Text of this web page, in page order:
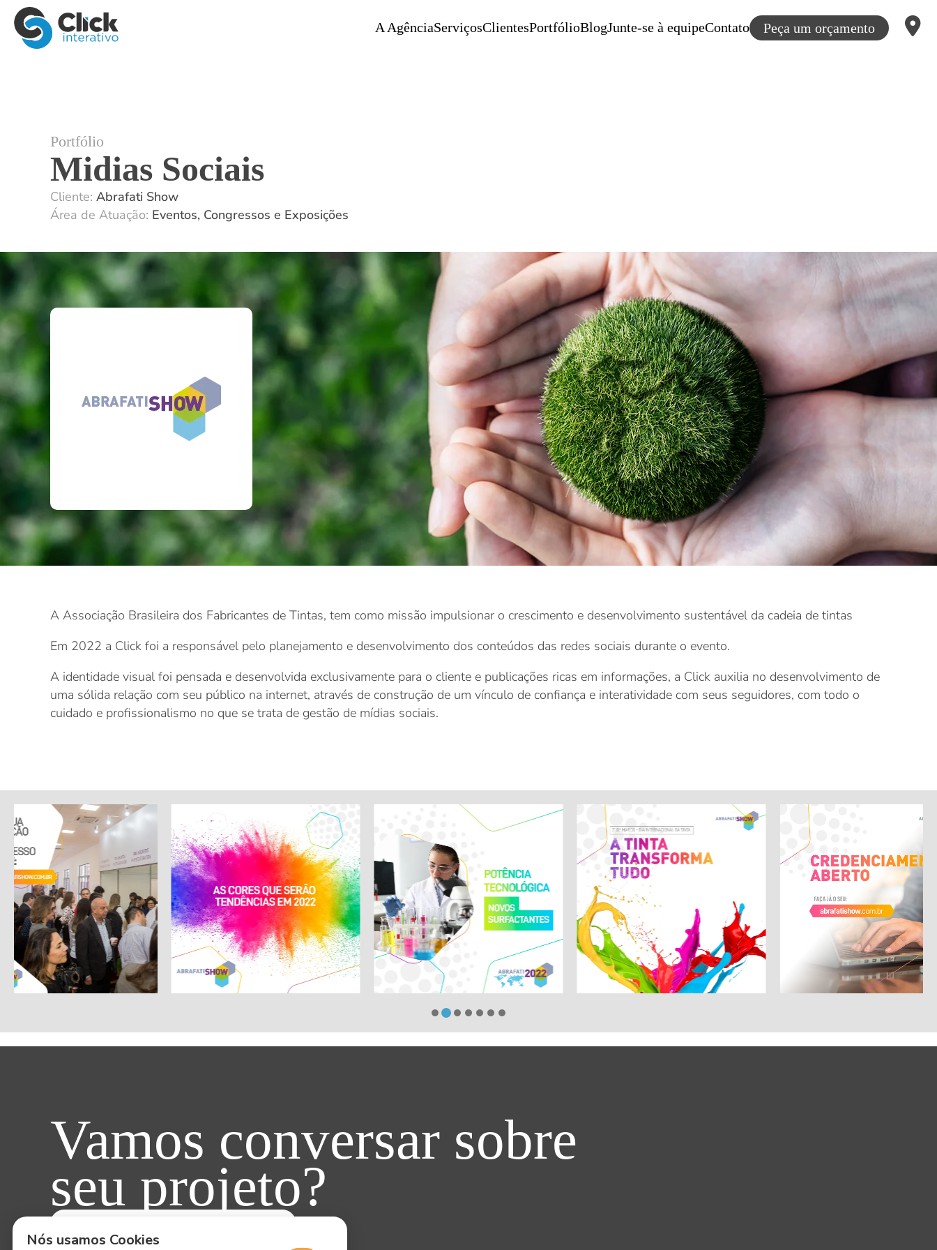
A AgênciaServiçosClientesPortfólioBlogJunte-se à equipeContato Peça um orçamento
Portfólio
Midias Sociais
Cliente: Abrafati Show
Área de Atuação: Eventos, Congressos e Exposições
A Associação Brasileira dos Fabricantes de Tintas, tem como missão impulsionar o crescimento e desenvolvimento sustentável da cadeia de tintas
Em 2022 a Click foi a responsável pelo planejamento e desenvolvimento dos conteúdos das redes sociais durante o evento.
A identidade visual foi pensada e desenvolvida exclusivamente para o cliente e publicações ricas em informações, a Click auxilia no desenvolvimento de
uma sólida relação com seu público na internet, através de construção de um vínculo de confiança e interatividade com seus seguidores, com todo o
cuidado e profissionalismo no que se trata de gestão de mídias sociais.
Vamos conversar sobre
seu projeto?
Nós usamos Cookies